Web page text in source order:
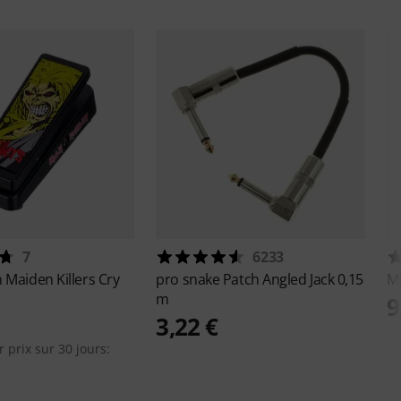
7
Maiden Killers Cry
prix sur 30 jours:
6233
pro snake Patch Angled Jack 0,15
m
3,22 €